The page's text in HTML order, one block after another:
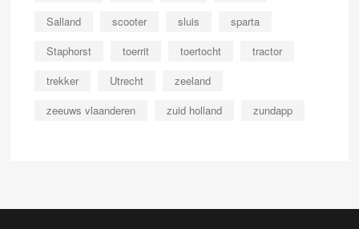
Salland
scooter sluis
sparta
Staphorst
toerrit toertocht
tractor
trekker
Utrecht
zeeland
zeeuws vlaanderen
zuid holland zundapp